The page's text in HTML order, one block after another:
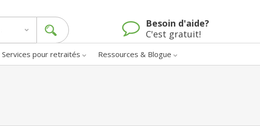
Besoin d'aide?
C'est gratuit!
Services pour retraités Ressources & Blogue